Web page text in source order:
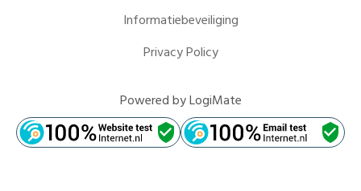
Informatiebeveiliging
Privacy Policy
Powered byLogiMate